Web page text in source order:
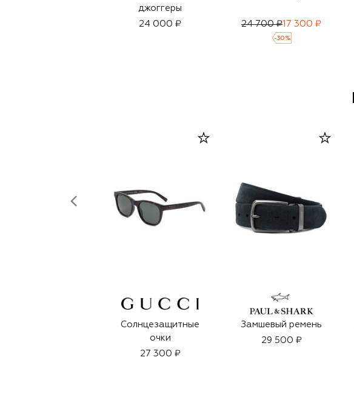
джоггеры
24 000 ₽
24 700 ₽17 300 ₽
-30 %
Солнцезащитные
очки
27 300 ₽
Замшевый ремень
29 500 ₽